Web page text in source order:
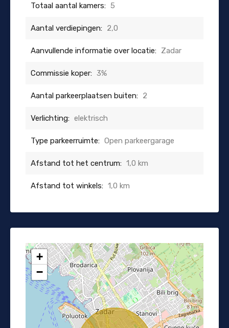
Totaal aantal kamers: 5
Aantal verdiepingen: 2,0
Aanvullende informatie over locatie: Zadar
Commissie koper: 3%
Aantal parkeerplaatsen buiten: 2
Verlichting: elektrisch
Type parkeerruimte: Open parkeergarage
Afstand tot het centrum: 1,0 km
Afstand tot winkels: 1,0 km
+
−